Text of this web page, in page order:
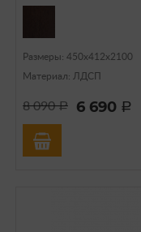
Размеры: 450х412х2100
Материал: ЛДСП
8 090a 6 690 a